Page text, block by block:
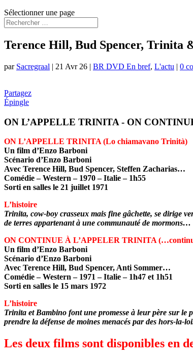
Sélectionner une page
Terence Hill, Bud Spencer, Trinita
par Sacregraal | 21 Avr 26 | BR DVD En bref, L'actu | 0
Partagez
Épingle
ON L’APPELLE TRINITA - ON
ON L’APPELLE TRINITA (Lo chiamavano Trinità)
Un film d’Enzo Barboni
Scénario d’Enzo Barboni
Avec Terence Hill, Bud Spencer, Steffen Zacharias…
Comédie – Western – 1970 – Italie – 1h55
Sorti en salles le 21 juillet 1971
L’histoire
Trinita, cow-boy crasseux mais fine gâchette, se dirige
de terres appartenant à une communauté de mormons…
ON CONTINUE À L’APPELER TRINITA
Un film d’Enzo Barboni
Scénario d’Enzo Barboni
Avec Terence Hill, Bud Spencer, Anti Sommer…
Comédie – Western – 1971 – Italie – 1h47 et 1h51
Sorti en salles le 15 mars 1972
L’histoire
Trinita et Bambino font une promesse à leur père sur le
prendre la défense de moines menacés par des hors-la-
Les deux films sont disponibles en